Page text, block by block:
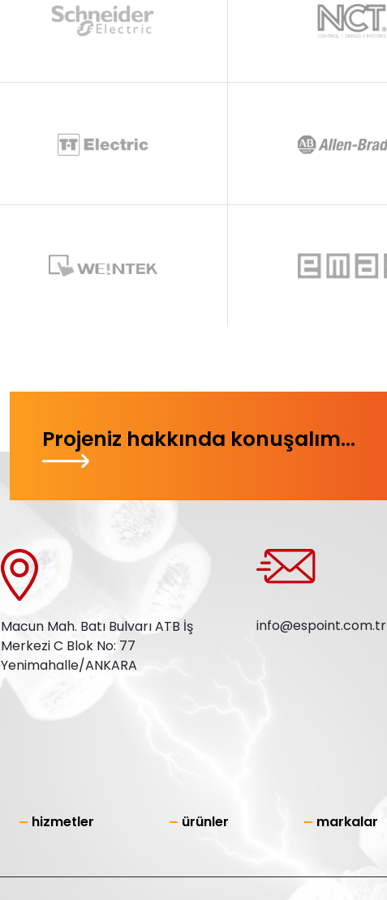
Projeniz hakkında konuşalım...
Macun Mah. Batı Bulvarı ATB İş
Merkezi C Blok No: 77
Yenimahalle/ANKARA
info@espoint.com.tr
hizmetler ürünler markalar